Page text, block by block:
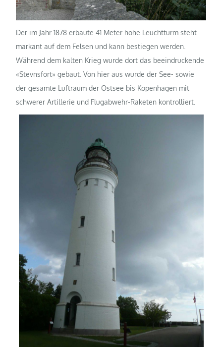
Der im Jahr 1878 erbaute 41 Meter hohe Leuchtturm steht
markant auf dem Felsen und kann bestiegen werden.
Während dem kalten Krieg wurde dort das beeindruckende
«Stevnsfort» gebaut. Von hier aus wurde der See- sowie
der gesamte Luftraum der Ostsee bis Kopenhagen mit
schwerer Artillerie und Flugabwehr-Raketen kontrolliert.